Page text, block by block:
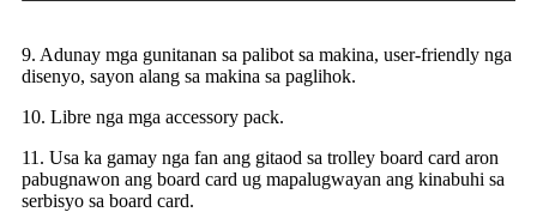
9. Adunay mga gunitanan sa palibot sa makina, user-friendly nga
disenyo, sayon ​​alang sa makina sa paglihok.
10. Libre nga mga accessory pack.
11. Usa ka gamay nga fan ang gitaod sa trolley board card aron
pabugnawon ang board card ug mapalugwayan ang kinabuhi sa
serbisyo sa board card.